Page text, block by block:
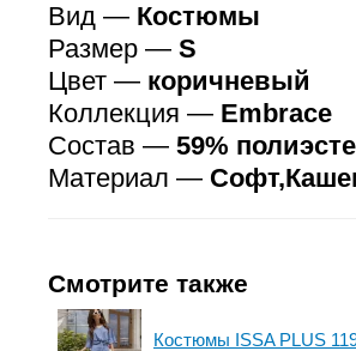
Вид — Костюмы
Размер — S
Цвет — коричневый
Коллекция — Embrace
Состав — 59%
Материал —
Смотрите также
Костюмы ISSA PLUS